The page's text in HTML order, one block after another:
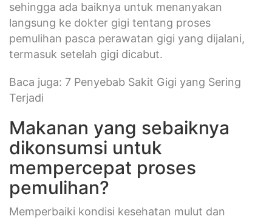
sehingga ada baiknya untuk menanyakan
langsung ke dokter gigi tentang proses
pemulihan pasca perawatan gigi yang dijalani,
termasuk setelah gigi dicabut.
Baca juga: 7 Penyebab Sakit Gigi yang Sering
Terjadi
Makanan yang sebaiknya
dikonsumsi untuk
mempercepat proses
pemulihan?
Memperbaiki kondisi kesehatan mulut dan